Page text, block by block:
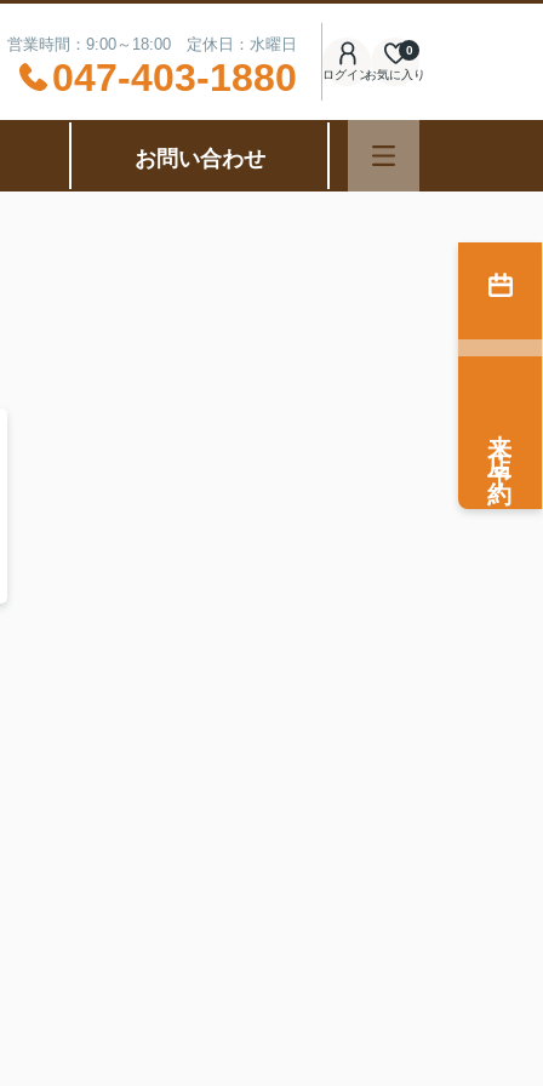
営業時間：9:00～18:00 定休日：水曜日
047-403-1880 ログインお気に入り
0
お問い合わせ
来店予約